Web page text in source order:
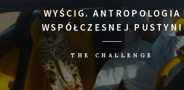
WYŚCIG. ANTROPOLOGIA
WSPÓŁCZESNEJ PUSTYNI
THE CHALLENGE